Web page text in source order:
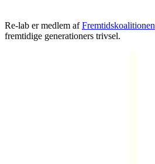
Re-lab er medlem afFremtidskoalitionen
fremtidige generationers trivsel.